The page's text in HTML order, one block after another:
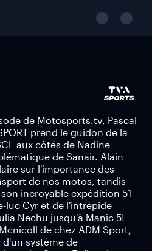
de Motosports.tv, Pascal
prend le guidon de la
aux côtés de Nadine
de Sanair. Alain
sur l'importance des
de nos motos, tandis
incroyable expédition 51
luc Cyr et de l'intrépide
Nechu jusqu'à Manic 5!
de chez ADM Sport,
système de